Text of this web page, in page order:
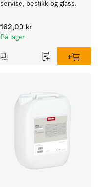
servise, bestikk og glass.
162,00 kr
På lager